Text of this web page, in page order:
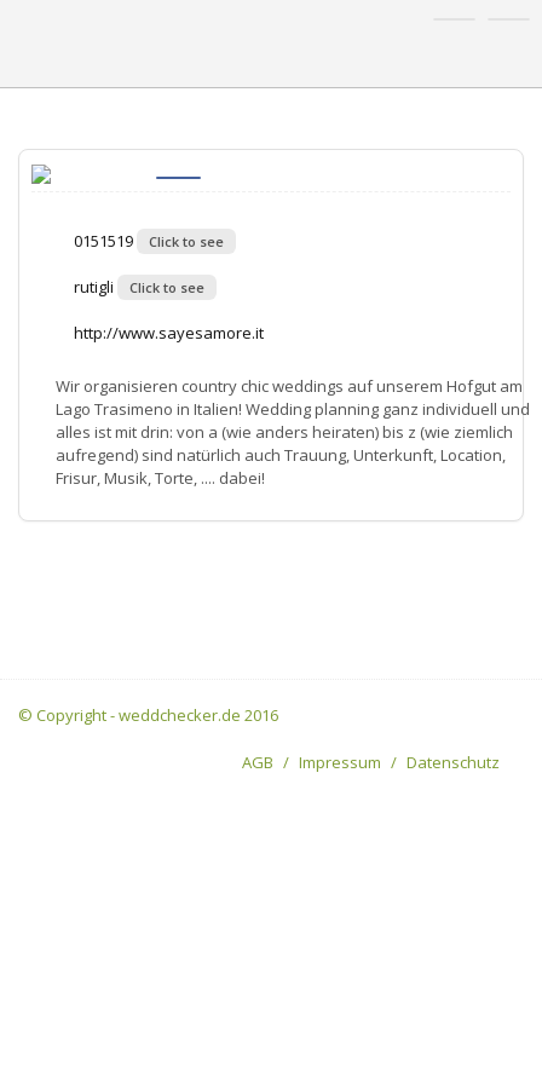
0151519 Click to see
rutigli Click to see
http://www.sayesamore.it
Wir organisieren country chic weddings auf unserem Hofgut am
Lago Trasimeno in Italien! Wedding planning ganz individuell und
alles ist mit drin: von a (wie anders heiraten) bis z (wie ziemlich
aufregend) sind natürlich auch Trauung, Unterkunft, Location,
Frisur, Musik, Torte, .... dabei!
© Copyright - weddchecker.de 2016
AGB Impressum Datenschutz